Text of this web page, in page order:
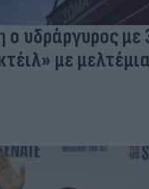
ο υδράργυρος με
με